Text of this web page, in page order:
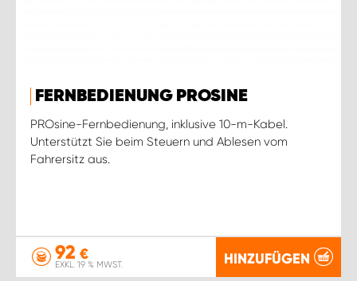
FERNBEDIENUNG PROSINE
PROsine-Fernbedienung, inklusive 10-m-Kabel.
Unterstützt Sie beim Steuern und Ablesen vom
Fahrersitz aus.
92 €
EXKL. 19 % MWST. HINZUFÜGEN